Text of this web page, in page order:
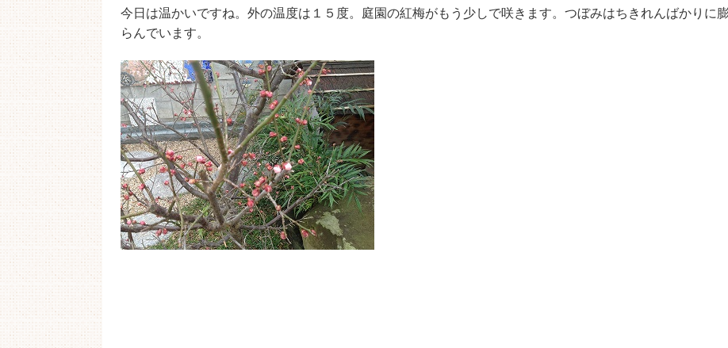
今日は温かいですね。外の温度は１５度。庭園の紅梅がもう少しで咲きます。つぼみはちきれんばかりに
らんでいます。